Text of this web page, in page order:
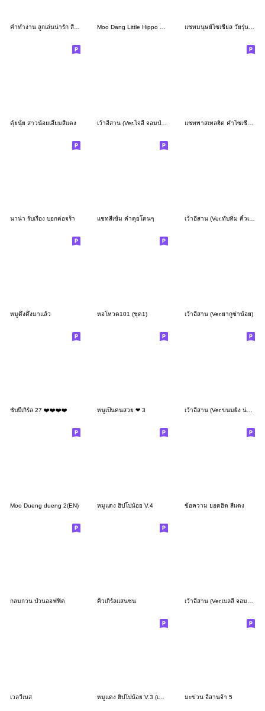
คำทำงาน ลูกเล่นน่ารัก สีเข้ม Moo Dang Little Hippo V.2 (Isan) แชทมนุษย์โซเชียล วัยรุ่นสายแชท v.2
ตุ้ยนุ้ย สาวน้อยเอี๊ยมสีเเดง แชทพาสเทลฮิต คำโซเชียลแชท 2
นาน่า รับเรื่่อง บอกต่อจร้า แชทสีเข้ม คำคุยโดนๆ เว้าอีสาน (Ver.ทับทิม คิ้วเกิร์ล)
หมูดึ๋งดึ๋งมาแล้ว หอโหวด101 (ชุด1) เว้าอีสาน (Ver.ยากูซ่าน้อย)
ชับบี้เกิร์ล 27 ❤️❤️❤️❤️ หนูเป็นคนสวย ❤ 3 เว้าอีสาน (Ver.ขนมผิง น่ารัก)
Moo Dueng dueng 2(EN) หมูแดง ฮิปโปน้อย V.4 ข้อความ ยอดฮิต สีแดง
กลมกวน ป่วนออฟฟิต คิ้วเกิร์ลแสนซน เว้าอีสาน (Ver.เบลลี่ จอมซน)
เวลวีเนส มะข่วน อีสานจ้า 5